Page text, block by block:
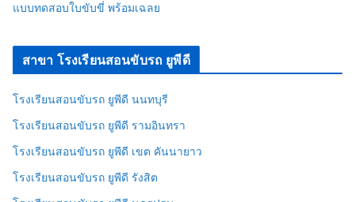
แบบทดสอบใบขับขี่ พร้อมเฉลย
สาขา โรงเรียนสอนขับรถ ยูพีดี
โรงเรียนสอนขับรถ ยูพีดี นนทบุรี
โรงเรียนสอนขับรถ ยูพีดี รามอินทรา
โรงเรียนสอนขับรถ ยูพีดี เขต คันนายาว
โรงเรียนสอนขับรถ ยูพีดี รังสิต